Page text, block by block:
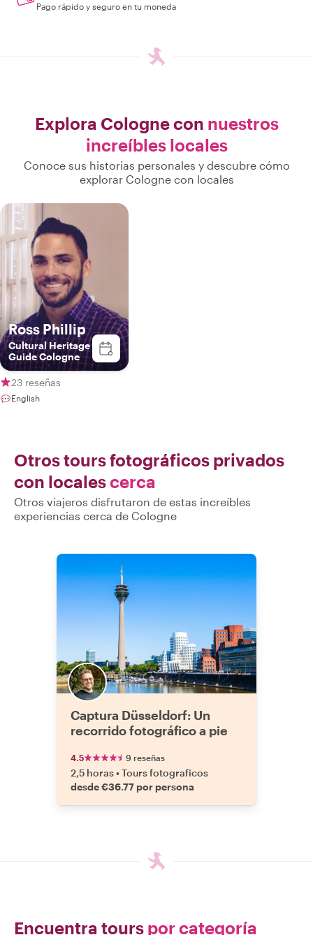
Pago rápido y seguro en tu moneda
Explora Cologne con nuestros
increíbles locales
Conoce sus historias personales y descubre cómo
explorar Cologne con locales
Ross Phillip
Cultural Heritage
Guide Cologne
23 reseñas
English
Otros tours fotográficos privados
con localescerca
Otros viajeros disfrutaron de estas increíbles
experiencias cerca de Cologne
Captura Düsseldorf: Un
recorrido fotográfico a pie
4.5 9 reseñas
2,5 horas•Tours fotograficos
desde €36.77 por persona
Encuentra tours por categoría